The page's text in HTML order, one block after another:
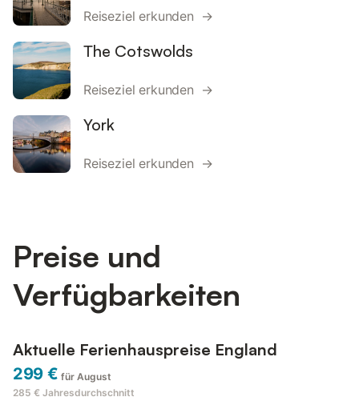
Reiseziel erkunden →
The Cotswolds
Reiseziel erkunden →
York
Reiseziel erkunden →
Preise und
Verfügbarkeiten
Aktuelle Ferienhauspreise England
299 € für August
285 € Jahresdurchschnitt